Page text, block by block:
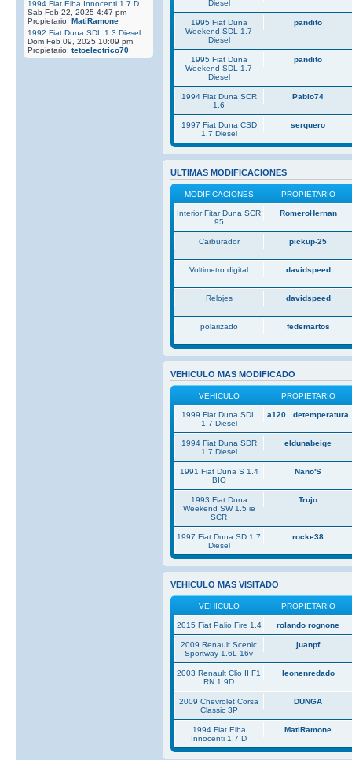
1994 Fiat Elba Innocenti 1.7 D
Sab Feb 22, 2025 4:47 pm
Propietario: MatiRamone
1992 Fiat Duna SDL 1.3 Diesel
Dom Feb 09, 2025 10:09 pm
Propietario: tetoelectrico70
Diesel
1995 Fiat Duna
Weekend SDL 1.7
Diesel
pandito
1995 Fiat Duna
Weekend SDL 1.7
Diesel
pandito
1994 Fiat Duna SCR
1.6
Pablo74
1997 Fiat Duna CSD
1.7 Diesel
serquero
ULTIMAS MODIFICACIONES
MODIFICACIONES PROPIETARIO
Interior Fitar Duna SCR
95
RomeroHernan
Carburador pickup-25
Voltimetro digital davidspeed
Relojes davidspeed
polarizado fedemartos
VEHICULO MAS MODIFICADO
VEHICULO PROPIETARIO
1999 Fiat Duna SDL
1.7 Diesel
a120...detemperatura
1994 Fiat Duna SDR
1.7 Diesel
eldunabeige
1991 Fiat Duna S 1.4
BIO
Nano'S
1993 Fiat Duna
Weekend SW 1.5 ie
SCR
Trujo
1997 Fiat Duna SD 1.7
Diesel
rocke38
VEHICULO MAS VISITADO
VEHICULO PROPIETARIO
2015 Fiat Palio Fire 1.4 rolando rognone
2009 Renault Scenic
Sportway 1.6L 16v
juanpf
2003 Renault Clio II F1
RN 1.9D
leonenredado
2009 Chevrolet Corsa
Classic 3P
DUNGA
1994 Fiat Elba
Innocenti 1.7 D
MatiRamone